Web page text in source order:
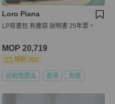
Loro Piana
LP背書包 有塵袋 說明書 25年票。
MOP 20,719
現折 200
近新閒置品 香港 免運